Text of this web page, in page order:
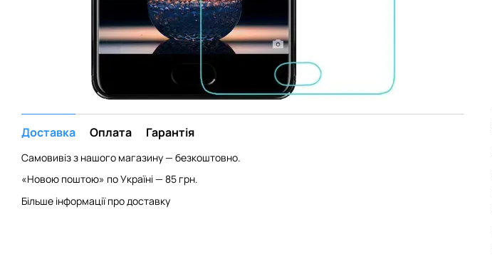
Доставка Оплата Гарантія
Самовивіз з нашого магазину — безкоштовно.
«Новою поштою» по Україні — 85 грн.
Більше інформації про доставку